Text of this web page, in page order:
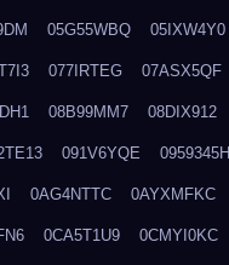
05G55WBQ 05IXW4Y0
077IRTEG 07ASX5QF
08B99MM7 08DIX912
091V6YQE 0959345H
0AG4NTTC 0AYXMFKC
0CA5T1U9 0CMYI0KC